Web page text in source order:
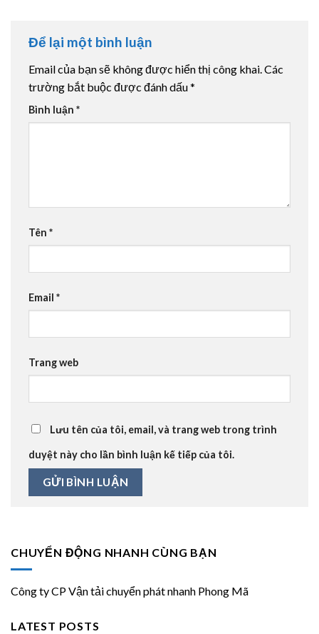
Để lại một bình luận
Email của bạn sẽ không được hiển thị công khai. Các
trường bắt buộc được đánh dấu*
Bình luận *
Tên *
Email *
Trang web
Lưu tên của tôi, email, và trang web trong trình
duyệt này cho lần bình luận kế tiếp của tôi.
CHUYỂN ĐỘNG NHANH CÙNG BẠN
Công ty CP Vận tải chuyển phát nhanh Phong Mã
LATEST POSTS